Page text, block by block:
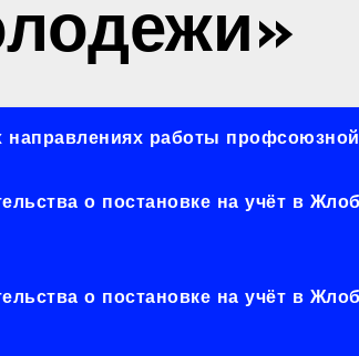
работы профсоюзной
о постановке на учёт в
о постановке на учёт в